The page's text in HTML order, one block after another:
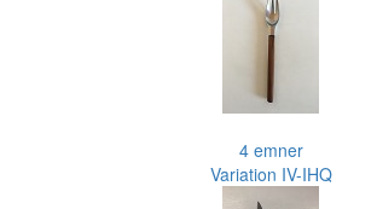
4 emner
Variation IV-IHQ